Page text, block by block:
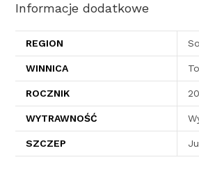
Informacje dodatkowe
REGION
WINNICA
ROCZNIK
WYTRAWNOŚĆ
SZCZEP